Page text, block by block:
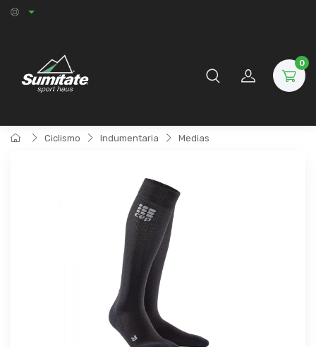
0
Ciclismo Indumentaria Medias